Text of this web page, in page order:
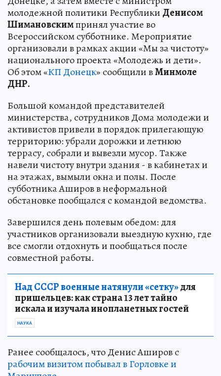
молодежной политики Республики Денисом
Шимановскимпринял участие во
Всероссийском субботнике. Мероприятие
организовали в рамках акции «Мы за чистоту»
национального проекта «Молодежь и дети».
Об этом «КП Донецк» сообщили вМинмоле
ДНР.
Большой командой представителей
министерства, сотрудников Дома молодежи и
активистов привели в порядок прилегающую
территорию: убрали дорожки и летнюю
террасу, собрали и вывезли мусор. Также
навели чистоту внутри здания - в кабинетах и
на этажах, вымыли окна и полы. После
субботника Аширов в неформальной
обстановке пообщался с командой ведомства.
Завершился день полевым обедом: для
участников организовали выездную кухню, где
все смогли отдохнуть и пообщаться после
совместной работы.
Над СССР военные натянули «сетку»для
пришельцев: как страна 13 лет тайно
искала и изучала инопланетных гостей
НАУКА
Ранее сообщалось, что Денис Аширов с
рабочим визитом побывал в Горловке и